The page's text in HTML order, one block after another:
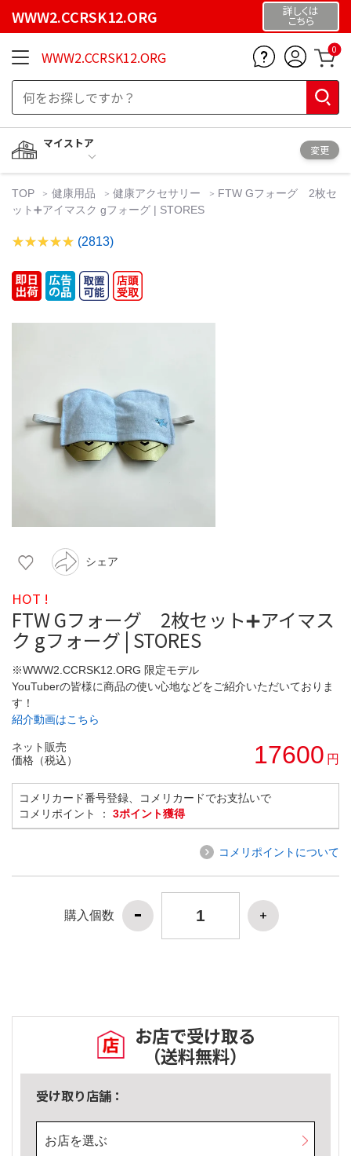
WWW2.CCRSK12.ORG 詳しくは
こちら
WWW2.CCRSK12.ORG 0
マイストア
変更
TOP 健康用品 健康アクセサリー
FTW Gフォーグ 2枚セ
ット➕アイマスク gフォーグ | STORES
(2813)
シェア
HOT !
FTW Gフォーグ 2枚セット➕アイマス
ク gフォーグ | STORES
※WWW2.CCRSK12.ORG 限定モデル
YouTuberの皆様に商品の使い心地などをご紹介いただいておりま
す！
紹介動画はこちら
ネット販売
価格（税込）
17600 円
コメリカード番号登録、コメリカードでお支払いで
コメリポイント ： 3ポイント獲得
コメリポイントについて
購入個数
お店で受け取る
（送料無料）
受け取り店舗：
お店を選ぶ